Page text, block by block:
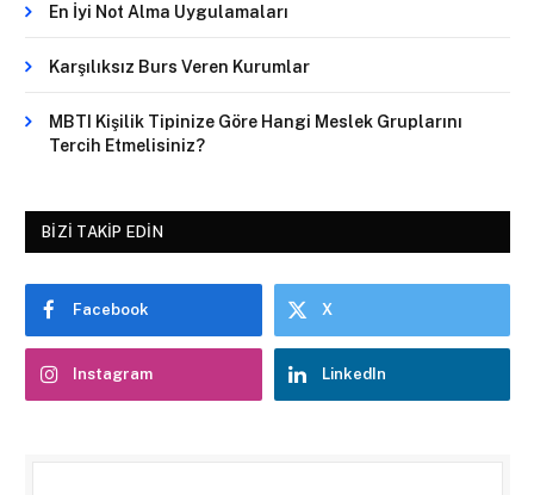
En İyi Not Alma Uygulamaları
Karşılıksız Burs Veren Kurumlar
MBTI Kişilik Tipinize Göre Hangi Meslek Gruplarını
Tercih Etmelisiniz?
BIZI TAKIP EDIN
Facebook X
Instagram LinkedIn